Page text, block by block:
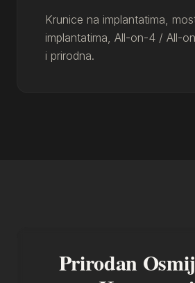
Krunice na implantatima,
implantatima, All-on-4 / All-
i prirodna.
Prirodan